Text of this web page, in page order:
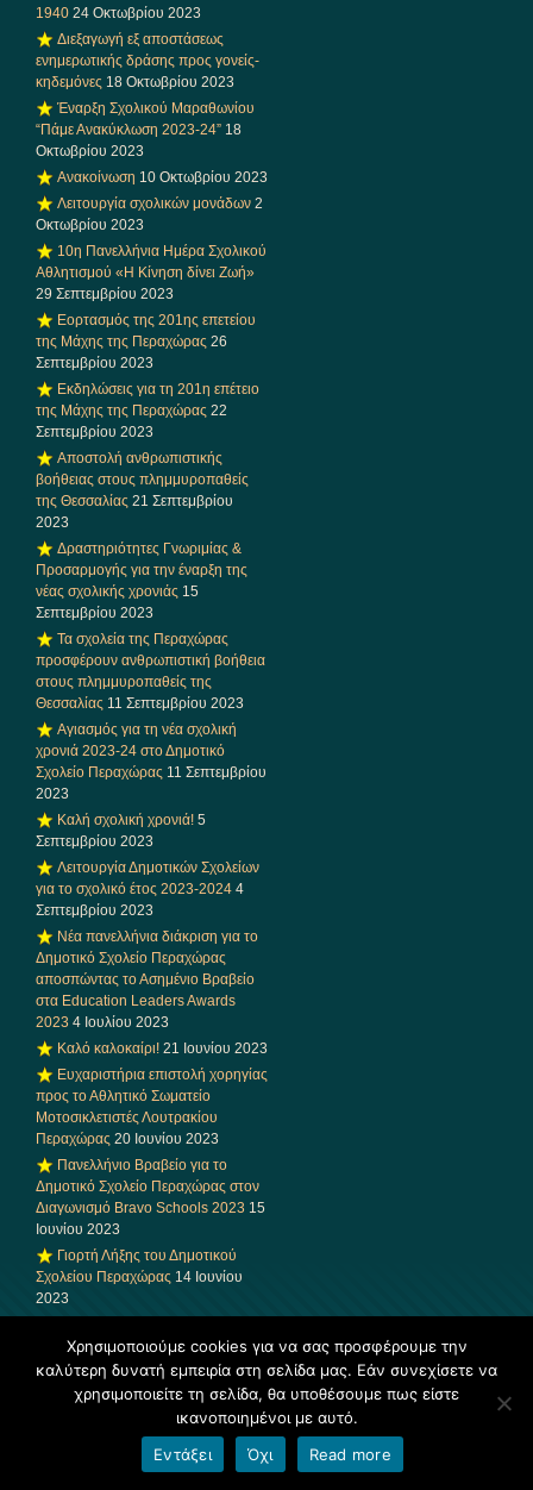
1940 24 Οκτωβρίου 2023
Διεξαγωγή εξ αποστάσεως
ενημερωτικής δράσης προς γονείς-
κηδεμόνες 18 Οκτωβρίου 2023
Έναρξη Σχολικού Μαραθωνίου
“Πάμε Ανακύκλωση 2023-24” 18
Οκτωβρίου 2023
Ανακοίνωση 10 Οκτωβρίου 2023
Λειτουργία σχολικών μονάδων 2
Οκτωβρίου 2023
10η Πανελλήνια Ημέρα Σχολικού
Αθλητισμού «Η Κίνηση δίνει Ζωή»
29 Σεπτεμβρίου 2023
Εορτασμός της 201ης επετείου
της Μάχης της Περαχώρας 26
Σεπτεμβρίου 2023
Εκδηλώσεις για τη 201η επέτειο
της Μάχης της Περαχώρας 22
Σεπτεμβρίου 2023
Αποστολή ανθρωπιστικής
βοήθειας στους πλημμυροπαθείς
της Θεσσαλίας 21 Σεπτεμβρίου
2023
Δραστηριότητες Γνωριμίας &
Προσαρμογής για την έναρξη της
νέας σχολικής χρονιάς 15
Σεπτεμβρίου 2023
Τα σχολεία της Περαχώρας
προσφέρουν ανθρωπιστική βοήθεια
στους πλημμυροπαθείς της
Θεσσαλίας 11 Σεπτεμβρίου 2023
Αγιασμός για τη νέα σχολική
χρονιά 2023-24 στο Δημοτικό
Σχολείο Περαχώρας 11 Σεπτεμβρίου
2023
Καλή σχολική χρονιά! 5
Σεπτεμβρίου 2023
Λειτουργία Δημοτικών Σχολείων
για το σχολικό έτος 2023-2024 4
Σεπτεμβρίου 2023
Νέα πανελλήνια διάκριση για το
Δημοτικό Σχολείο Περαχώρας
αποσπώντας το Ασημένιο Βραβείο
στα Education Leaders Awards
2023 4 Ιουλίου 2023
Καλό καλοκαίρι! 21 Ιουνίου 2023
Ευχαριστήρια επιστολή χορηγίας
προς το Αθλητικό Σωματείο
Μοτοσικλετιστές Λουτρακίου
Περαχώρας 20 Ιουνίου 2023
Πανελλήνιο Βραβείο για το
Δημοτικό Σχολείο Περαχώρας στον
Διαγωνισμό Bravo Schools 2023 15
Ιουνίου 2023
Γιορτή Λήξης του Δημοτικού
Σχολείου Περαχώρας 14 Ιουνίου
2023
Δημοτικού Σχολείου Περαχώρας 14
Ιουνίου 2023
Ανακοίνωση 9 Ιουνίου 2023
Δράση αγωγής υγείας με θέμα τη
στοματική υγιεινή από το Κέντρο
Υγείας Λουτρακίου 7 Ιουνίου 2023
Χρησιμοποιούμε cookies για να σας προσφέρουμε την
καλύτερη δυνατή εμπειρία στη σελίδα μας. Εάν συνεχίσετε να
χρησιμοποιείτε τη σελίδα, θα υποθέσουμε πως είστε
ικανοποιημένοι με αυτό.
Εντάξει
Όχι Read more